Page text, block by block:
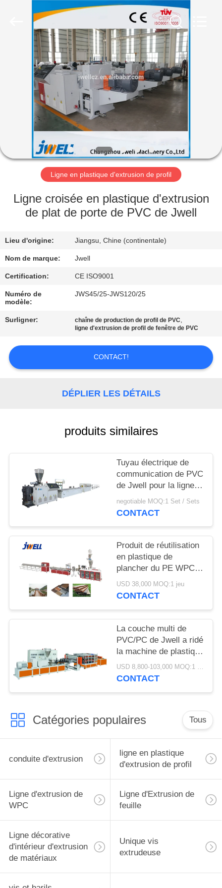
MAISON
PRODUITS
PROPOS
DE
NOUS
VISITE
D'USINE
CONTRÔLE
DE
QUALITÉ
CONTACTEZ-
NOUS
DEMANDEZ
UNE
CITATION
SITE
PRIVACY
POLICY
Ligne en plastique d'extrusion de profil
Ligne croisée en plastique d'extrusion
de plat de porte de PVC de Jwell
Lieu d'origine: Jiangsu, Chine (continentale)
Nom de marque: Jwell
Certification: CE ISO9001
Numéro de
modèle:
JWS45/25-JWS120/25
Surligner: chaîne de production de profil de PVC,
ligne d'extrusion de profil de fenêtre de PVC
CONTACT!
DÉPLIER LES DÉTAILS
produits similaires
Tuyau électrique de
communication de PVC
de Jwell pour la ligne
en plastique d'extrusion
de machine de
negotiable MOQ:1 Set / Sets
CONTACT
Produit de réutilisation
en plastique de
plancher du PE WPC
de Jwell beaucoup de
fois utilisant la machine
USD 38,000 MOQ:1 jeu
CONTACT
La couche multi de
PVC/PC de Jwell a ridé
la machine de plastique
d'isolation thermique de
tuile de toit
USD 8,800-103,000 MOQ:1 jeu
CONTACT
Catégories populaires Tous
conduite d'extrusion
ligne en plastique
d'extrusion de profil
Ligne d'extrusion de
WPC
Ligne d'Extrusion de
feuille
Ligne décorative
d'intérieur d'extrusion
de matériaux
Unique vis
extrudeuse